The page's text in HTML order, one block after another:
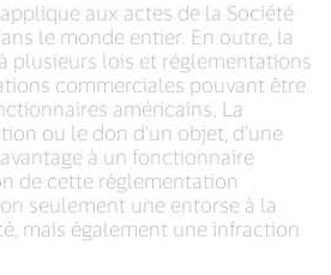
aux actes de la Société
le monde entier. En outre, la
plusieurs lois et réglementations
commerciales pouvant être
américains. La
ou le don d’un objet, d’une
à un fonctionnaire
de cette réglementation
seulement une entorse à la
mais également une infraction